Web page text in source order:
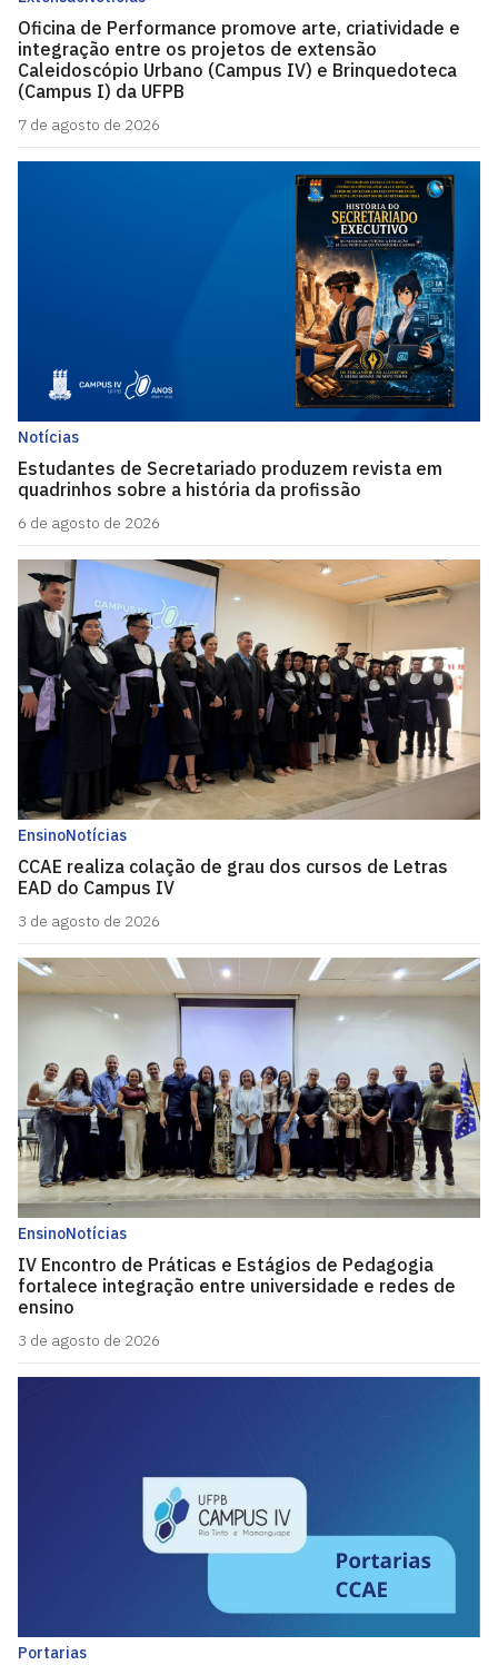
Oficina de Performance promove arte, criatividade e
integração entre os projetos de extensão
Caleidoscópio Urbano (Campus IV) e Brinquedoteca
(Campus I) da UFPB
7 de agosto de 2026
Notícias
Estudantes de Secretariado produzem revista em
quadrinhos sobre a história da profissão
6 de agosto de 2026
EnsinoNotícias
CCAE realiza colação de grau dos cursos de Letras
EAD do Campus IV
3 de agosto de 2026
EnsinoNotícias
IV Encontro de Práticas e Estágios de Pedagogia
fortalece integração entre universidade e redes de
ensino
3 de agosto de 2026
Portarias